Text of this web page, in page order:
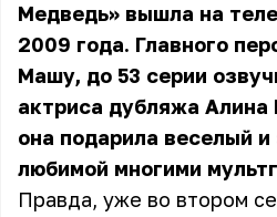
Медведь» вышла на
2009 года. Главного
Машу, до 53 серии
актриса дубляжа
она подарила веселый
любимой многими
Правда, уже во втором